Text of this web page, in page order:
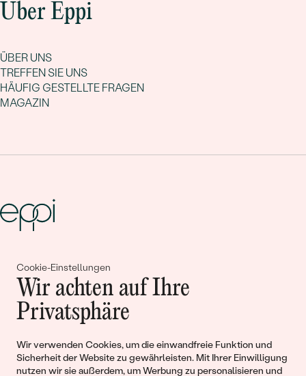
Cookie-Einstellungen
Wir achten auf Ihre
Privatsphäre
Wir verwenden Cookies, um die einwandfreie Funktion und
Sicherheit der Website zu gewährleisten. Mit Ihrer Einwilligung
nutzen wir sie außerdem, um Werbung zu personalisieren und
Über Eppi
ÜBER UNS
TREFFEN SIE UNS
HÄUFIG GESTELLTE FRAGEN
MAGAZIN
Gemeinsam erschaffen wir
Geschichten von Schönheit und
Liebe
Begleiten Sie uns!